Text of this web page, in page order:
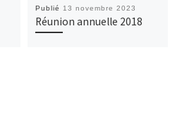
Publié 13 novembre 2023
Réunion annuelle 2018